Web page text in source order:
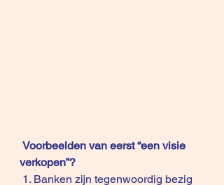
Voorbeelden van eerst “een visie
verkopen”?